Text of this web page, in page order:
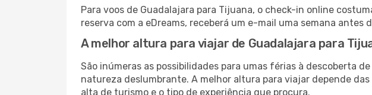
Para voos de Guadalajara para Tijuana, o check-in online
reserva com a eDreams, receberá um e-mail uma semana
A melhor altura para viajar de Guadalajara para
São inúmeras as possibilidades para umas férias à descoberta
natureza deslumbrante. A melhor altura para viajar depende
alta de turismo e o tipo de experiência que procura.